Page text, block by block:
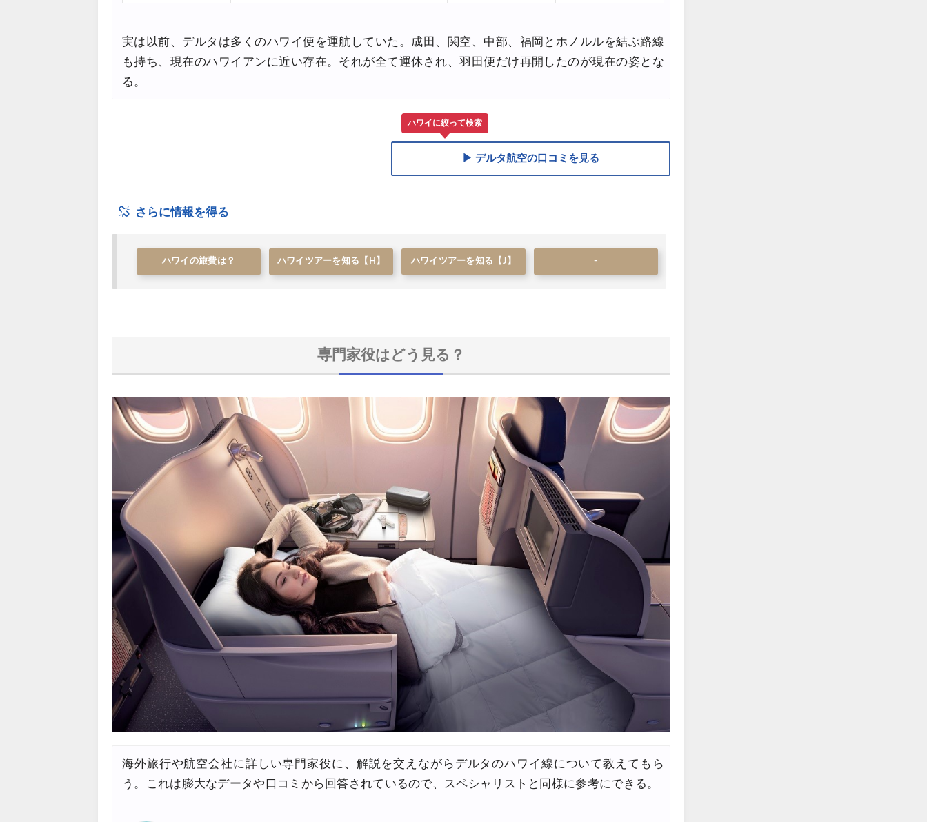
実は以前、デルタは多くのハワイ便を運航していた。成田、関空、中部、福岡とホノルルを結ぶ路線
も持ち、現在のハワイアンに近い存在。それが全て運休され、羽田便だけ再開したのが現在の姿とな
る。
ハワイに絞って検索
▶ デルタ航空の口コミを見る
さらに情報を得る
ハワイの旅費は？ ハワイツアーを知る【H】 ハワイツアーを知る【J】 -
専門家役はどう見る？
海外旅行や航空会社に詳しい専門家役に、解説を交えながらデルタのハワイ線について教えてもら
う。これは膨大なデータや口コミから回答されているので、スペシャリストと同様に参考にできる。